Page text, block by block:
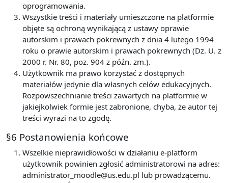
oprogramowania.
Wszystkie treści i materiały umieszczone na platformie
objęte są ochroną wynikającą z ustawy oprawie
autorskim i prawach pokrewnych z dnia 4 lutego 1994
roku o prawie autorskim i prawach pokrewnych (Dz. U. z
2000 r. Nr. 80, poz. 904 z późn. zm.).
Użytkownik ma prawo korzystać z dostępnych
materiałów jedynie dla własnych celów edukacyjnych.
Rozpowszechnianie treści zawartych na platformie w
jakiejkolwiek formie jest zabronione, chyba, że autor tej
treści wyrazi na to zgodę.
§6 Postanowienia końcowe
Wszelkie nieprawidłowości w działaniu e-platform
użytkownik powinien zgłosić administratorowi na adres:
administrator_moodle@us.edu.pl lub prowadzącemu.